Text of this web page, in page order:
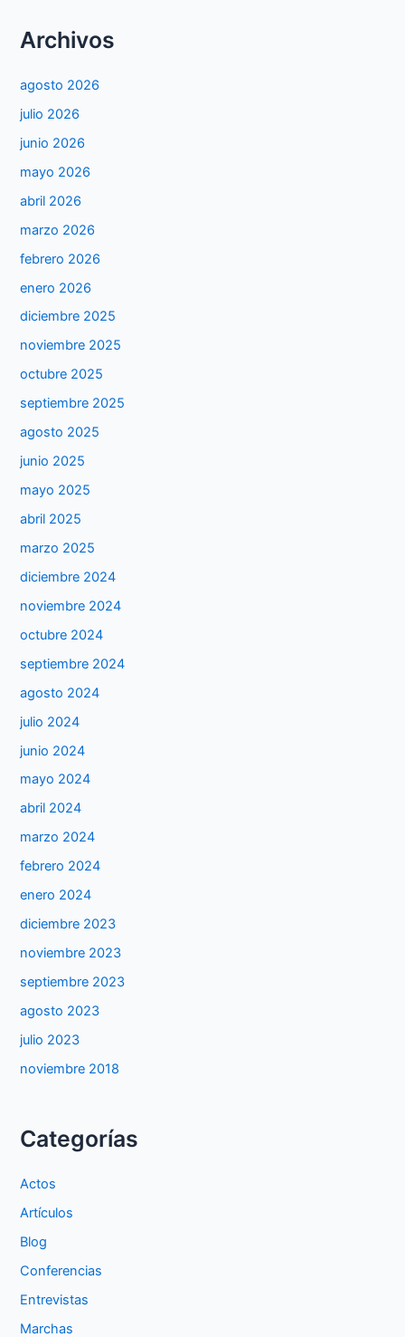
Archivos
agosto 2026
julio 2026
junio 2026
mayo 2026
abril 2026
marzo 2026
febrero 2026
enero 2026
diciembre 2025
noviembre 2025
octubre 2025
septiembre 2025
agosto 2025
junio 2025
mayo 2025
abril 2025
marzo 2025
diciembre 2024
noviembre 2024
octubre 2024
septiembre 2024
agosto 2024
julio 2024
junio 2024
mayo 2024
abril 2024
marzo 2024
febrero 2024
enero 2024
diciembre 2023
noviembre 2023
septiembre 2023
agosto 2023
julio 2023
noviembre 2018
Categorías
Actos
Artículos
Blog
Conferencias
Entrevistas
Marchas